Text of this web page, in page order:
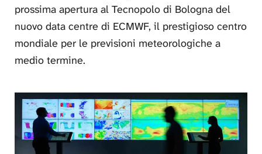
prossima apertura al Tecnopolo di Bologna del
nuovo data centre di ECMWF, il prestigioso centro
mondiale per le previsioni meteorologiche a
medio termine.